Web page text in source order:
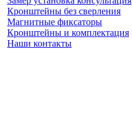
Кронштейны без сверления
Магнитные фиксаторы
Кронштейны и комплектация
Наши контакты